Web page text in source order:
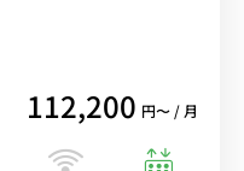
112,200 円〜 / 月